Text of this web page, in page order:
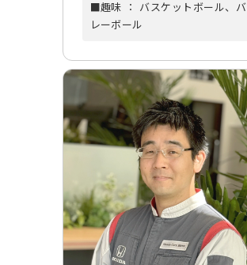
■趣味 ： バスケットボール、バ
レーボール